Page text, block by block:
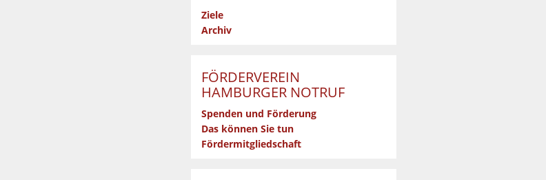
Ziele
Archiv
FÖRDERVEREIN
HAMBURGER NOTRUF
Spenden und Förderung
Das können Sie tun
Fördermitgliedschaft